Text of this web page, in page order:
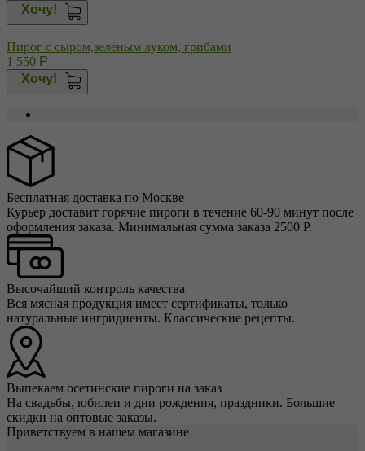
Хочу!
Пирог с сыром,зеленым луком, грибами
1 550 Р
Хочу!
Бесплатная доставка по Москве
Курьер доставит горячие пироги в течение 60-90 минут после
оформления заказа. Минимальная сумма заказа 2500 Р.
Высочайший контроль качества
Вся мясная продукция имеет сертификаты, только
натуральные ингридиенты. Классические рецепты.
Выпекаем осетинские пироги на заказ
На свадьбы, юбилеи и дни рождения, праздники. Большие
скидки на оптовые заказы.
Приветствуем в нашем магазине